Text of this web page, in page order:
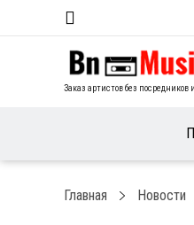
Заказ артистов без посредников
Главная Новости